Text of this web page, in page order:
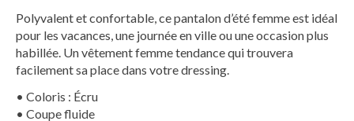
Polyvalent et confortable, cepantalon d’été femmeest idéal
pour les vacances, une journée en ville ou une occasion plus
habillée. Unvêtement femme tendancequi trouvera
facilement sa place dans votre dressing.
• Coloris : Écru
• Coupe fluide